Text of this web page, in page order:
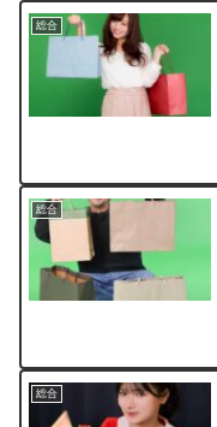
総合
総合
総合